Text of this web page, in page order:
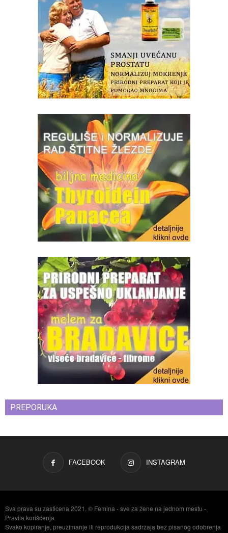
PREPORUKA
FACEBOOK INSTAGRAM
Sva prava su zasticena 2021. © Femina - sve za žene na jednom mestu -
Pravila korišćenja
Svako kopiranje, preuzimanje ili reprodukcija sadržaja bez pisanog odobrenja